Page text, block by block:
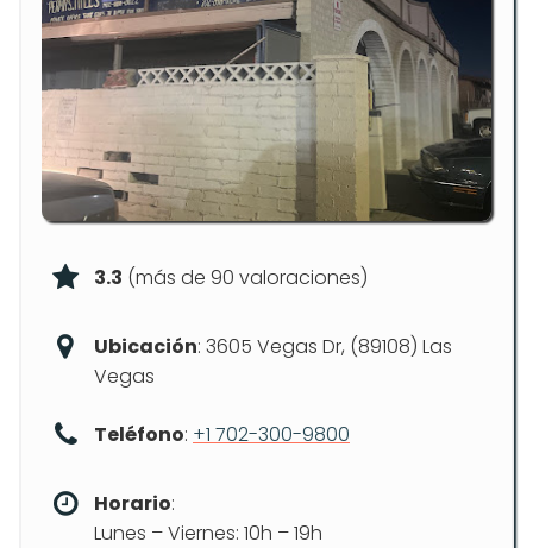
3.3 (más de 90 valoraciones)
Ubicación: 3605 Vegas Dr, (89108) Las
Vegas
Teléfono: +1 702-300-9800
Horario:
Lunes – Viernes: 10h – 19h